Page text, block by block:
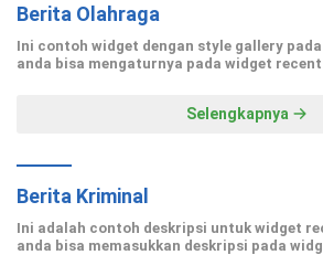
Berita Olahraga
Ini contoh widget dengan style gallery
anda bisa mengaturnya pada widget
Selengkapnya
Berita Kriminal
Ini adalah contoh deskripsi untuk widget
anda bisa memasukkan deskripsi pada